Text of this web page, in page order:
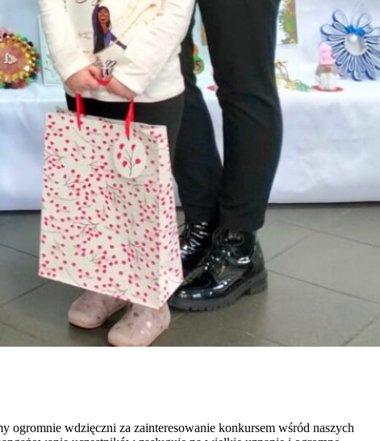
ogromnie wdzięczni za zainteresowanie konkursem wśród naszych